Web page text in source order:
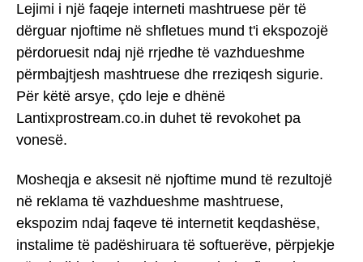
Lejimi i një faqeje interneti mashtruese për të
dërguar njoftime në shfletues mund t'i ekspozojë
përdoruesit ndaj një rrjedhe të vazhdueshme
përmbajtjesh mashtruese dhe rreziqesh sigurie.
Për këtë arsye, çdo leje e dhënë
Lantixprostream.co.in duhet të revokohet pa
vonesë.
Mosheqja e aksesit në njoftime mund të rezultojë
në reklama të vazhdueshme mashtruese,
ekspozim ndaj faqeve të internetit keqdashëse,
instalime të padëshiruara të softuerëve, përpjekje